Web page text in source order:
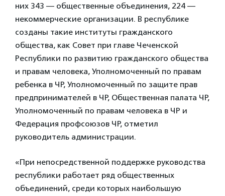
них 343 — общественные объединения, 224 —
некоммерческие организации. В республике
созданы такие институты гражданского
общества, как Совет при главе Чеченской
Республики по развитию гражданского общества
и правам человека, Уполномоченный по правам
ребенка в ЧР, Уполномоченный по защите прав
предпринимателей в ЧР, Общественная палата ЧР,
Уполномоченный по правам человека в ЧР и
Федерация профсоюзов ЧР, отметил
руководитель администрации.
«При непосредственной поддержке руководства
республики работает ряд общественных
объединений, среди которых наибольшую